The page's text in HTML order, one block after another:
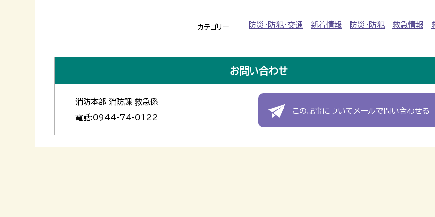
カテゴリー 防災・防犯・交通 新着情報 防災・防犯 救急情報
お問い合わせ
消防本部 消防課 救急係
電話:0944-74-0122
この記事についてメールで問い合わせる